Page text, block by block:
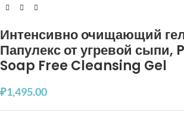
Интенсивно очищающий
Папулекс от угревой сыпи,
Soap Free Cleansing Gel
₽1,495.00